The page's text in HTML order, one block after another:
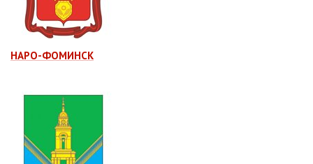
НАРО-ФОМИНСК